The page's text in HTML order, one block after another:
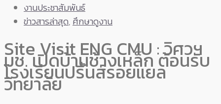
งานประชาสัมพันธ์
ข่าวสารล่าสุด, ศึกษาดูงาน
Site Visit ENG CMU : วิศวฯ
มช. เปิดบ้านช้างเหล็ก ต้อนรับ
โรงเรียนปริ้นส์รอยแยล
วิทยาลัย